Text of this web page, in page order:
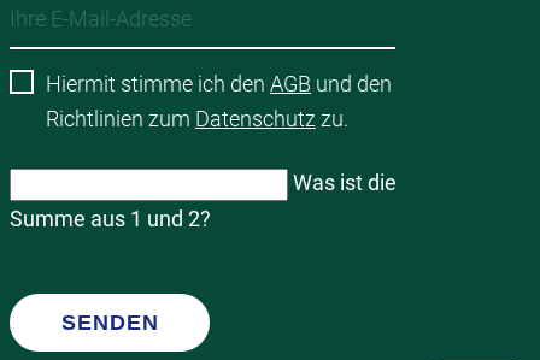
Hiermit stimme ich den AGB und den
Richtlinien zum Datenschutz zu.
Was ist die
Summe aus 1 und 2?
SENDEN